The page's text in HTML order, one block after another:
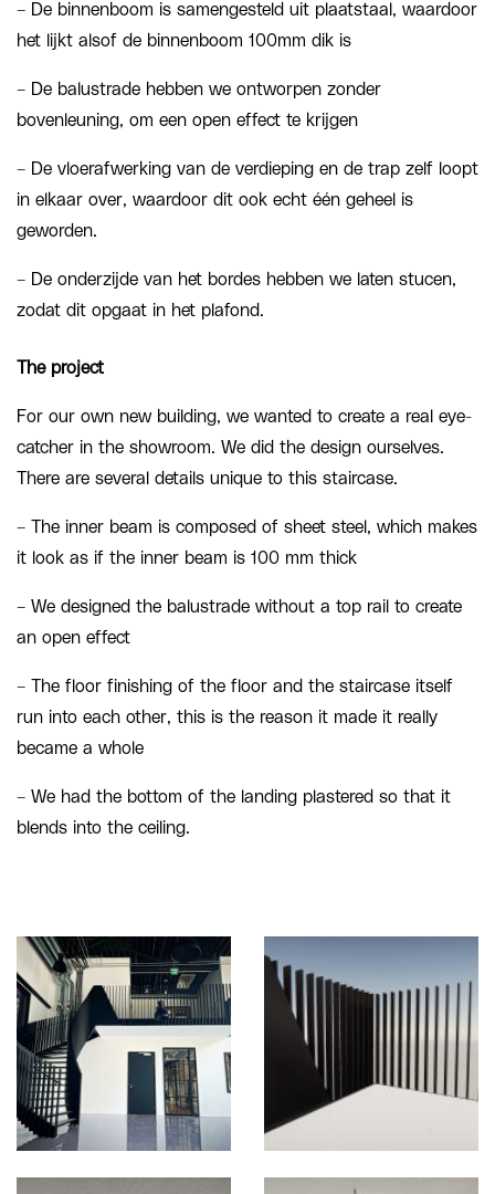
– De binnenboom is samengesteld uit plaatstaal, waardoor
het lijkt alsof de binnenboom 100mm dik is
– De balustrade hebben we ontworpen zonder
bovenleuning, om een open effect te krijgen
– De vloerafwerking van de verdieping en de trap zelf loopt
in elkaar over, waardoor dit ook echt één geheel is
geworden.
– De onderzijde van het bordes hebben we laten stucen,
zodat dit opgaat in het plafond.
The project
For our own new building, we wanted to create a real eye-
catcher in the showroom. We did the design ourselves.
There are several details unique to this staircase.
– The inner beam is composed of sheet steel, which makes
it look as if the inner beam is 100 mm thick
– We designed the balustrade without a top rail to create
an open effect
– The floor finishing of the floor and the staircase itself
run into each other, this is the reason it made it really
became a whole
– We had the bottom of the landing plastered so that it
blends into the ceiling.